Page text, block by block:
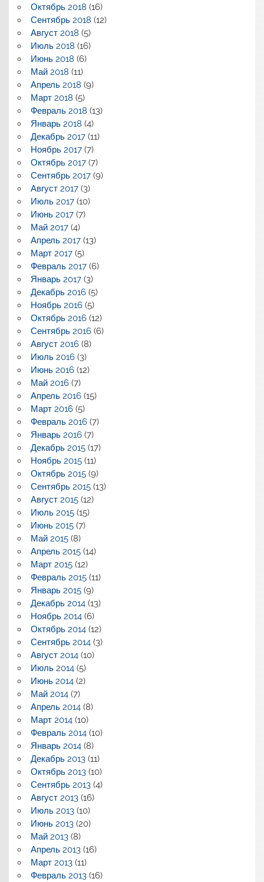
Октябрь 2018 (16)
Сентябрь 2018 (12)
Август 2018 (5)
Июль 2018 (16)
Июнь 2018 (6)
Май 2018 (11)
Апрель 2018 (9)
Март 2018 (5)
Февраль 2018 (13)
Январь 2018 (4)
Декабрь 2017(11)
Ноябрь 2017(7)
Октябрь 2017(7)
Сентябрь 2017(9)
Август 2017(3)
Июль 2017(10)
Июнь 2017(7)
Май 2017(4)
Апрель 2017(13)
Март 2017(5)
Февраль 2017(6)
Январь 2017(3)
Декабрь 2016(5)
Ноябрь 2016(5)
Октябрь 2016(12)
Сентябрь 2016(6)
Август 2016(8)
Июль 2016(3)
Июнь 2016(12)
Май 2016(7)
Апрель 2016(15)
Март 2016(5)
Февраль 2016(7)
Январь 2016(7)
Декабрь 2015(17)
Ноябрь 2015(11)
Октябрь 2015(9)
Сентябрь 2015(13)
Август 2015(12)
Июль 2015(15)
Июнь 2015(7)
Май 2015(8)
Апрель 2015(14)
Март 2015(12)
Февраль 2015(11)
Январь 2015(9)
Декабрь 2014(13)
Ноябрь 2014(6)
Октябрь 2014(12)
Сентябрь 2014(3)
Август 2014(10)
Июль 2014(5)
Июнь 2014(2)
Май 2014(7)
Апрель 2014(8)
Март 2014(10)
Февраль 2014(10)
Январь 2014(8)
Декабрь 2013(11)
Октябрь 2013(10)
Сентябрь 2013(4)
Август 2013(16)
Июль 2013(10)
Июнь 2013(20)
Май 2013(8)
Апрель 2013(16)
Март 2013(11)
Февраль 2013(16)